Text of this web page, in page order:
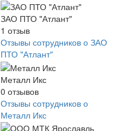
ЗАО ПТО "Атлант"
1 отзыв
Отзывы сотрудников о ЗАО
ПТО "Атлант"
Металл Икс
0 отзывов
Отзывы сотрудников о
Металл Икс